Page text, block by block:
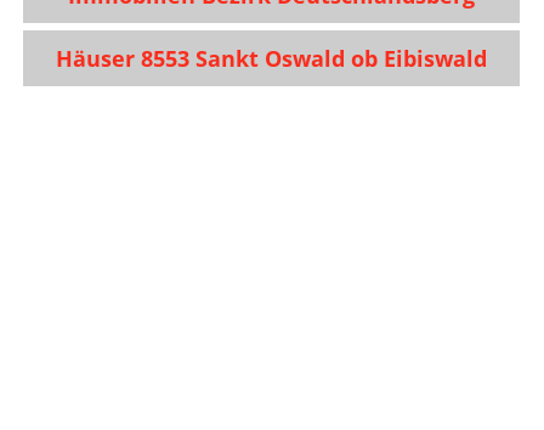
Häuser 8553 Sankt Oswald ob Eibiswald